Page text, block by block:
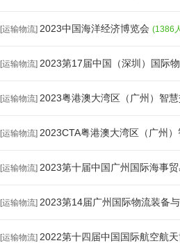
[运输物流] 2023中国海洋经济博览会 (1386
[运输物流] 2023第17届中国（深圳）国际
[运输物流] 2023粤港澳大湾区（广州）智
[运输物流] 2023CTA粤港澳大湾区（广州
[运输物流] 2023第十届中国广州国际海事
[运输物流] 2023第14届广州国际物流装备
[运输物流] 2022第十四届中国国际航空航